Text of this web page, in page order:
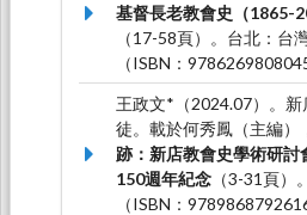
基督長老教會史（1865-
（17-58頁）。台北：台
（ISBN：9786269808045
王政文*（2024.07）。
徒。載於何秀鳳（主編）
跡：新店教會史學術研討
150週年紀念 （3-31頁）
（ISBN：9789868792616